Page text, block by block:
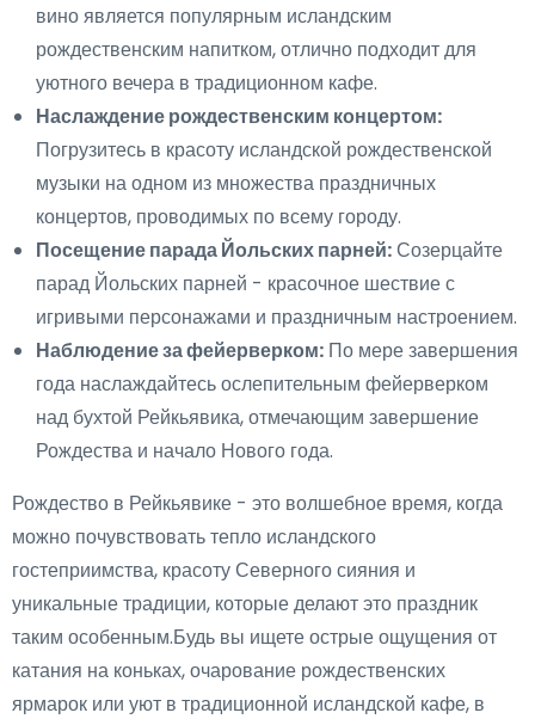
вино является популярным исландским
рождественским напитком, отлично подходит для
уютного вечера в традиционном кафе.
Наслаждение рождественским концертом:
Погрузитесь в красоту исландской рождественской
музыки на одном из множества праздничных
концертов, проводимых по всему городу.
Посещение парада Йольских парней:Созерцайте
парад Йольских парней - красочное шествие с
игривыми персонажами и праздничным настроением.
Наблюдение за фейерверком: По мере завершения
года наслаждайтесь ослепительным фейерверком
над бухтой Рейкьявика, отмечающим завершение
Рождества и начало Нового года.
Рождество в Рейкьявике - это волшебное время, когда
можно почувствовать тепло исландского
гостеприимства, красоту Северного сияния и
уникальные традиции, которые делают это праздник
таким особенным.Будь вы ищете острые ощущения от
катания на коньках, очарование рождественских
ярмарок или уют в традиционной исландской кафе, в